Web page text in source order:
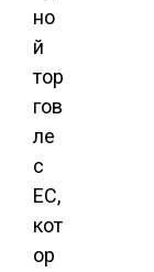
но
й
тор
гов
ле
с
ЕС,
кот
ор